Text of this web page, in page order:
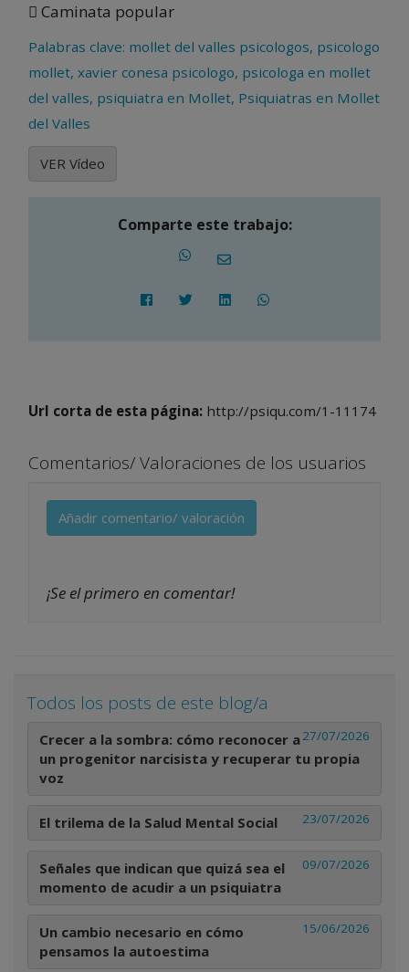
 Caminata popular
Palabras clave: mollet del valles psicologos, psicologo
mollet, xavier conesa psicologo, psicologa en mollet
del valles, psiquiatra en Mollet, Psiquiatras en Mollet
del Valles
VER Vídeo
Comparte este trabajo:
Url corta de esta página: http://psiqu.com/1-11174
Comentarios/ Valoraciones de los usuarios
Añadir comentario/ valoración
¡Se el primero en comentar!
Todos los posts de este blog/a
27/07/2026
Crecer a la sombra: cómo reconocer a
un progenitor narcisista y recuperar tu propia
voz
23/07/2026
El trilema de la Salud Mental Social
09/07/2026
Señales que indican que quizá sea el
momento de acudir a un psiquiatra
15/06/2026
Un cambio necesario en cómo
pensamos la autoestima